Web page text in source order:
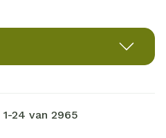
1-24 van 2965